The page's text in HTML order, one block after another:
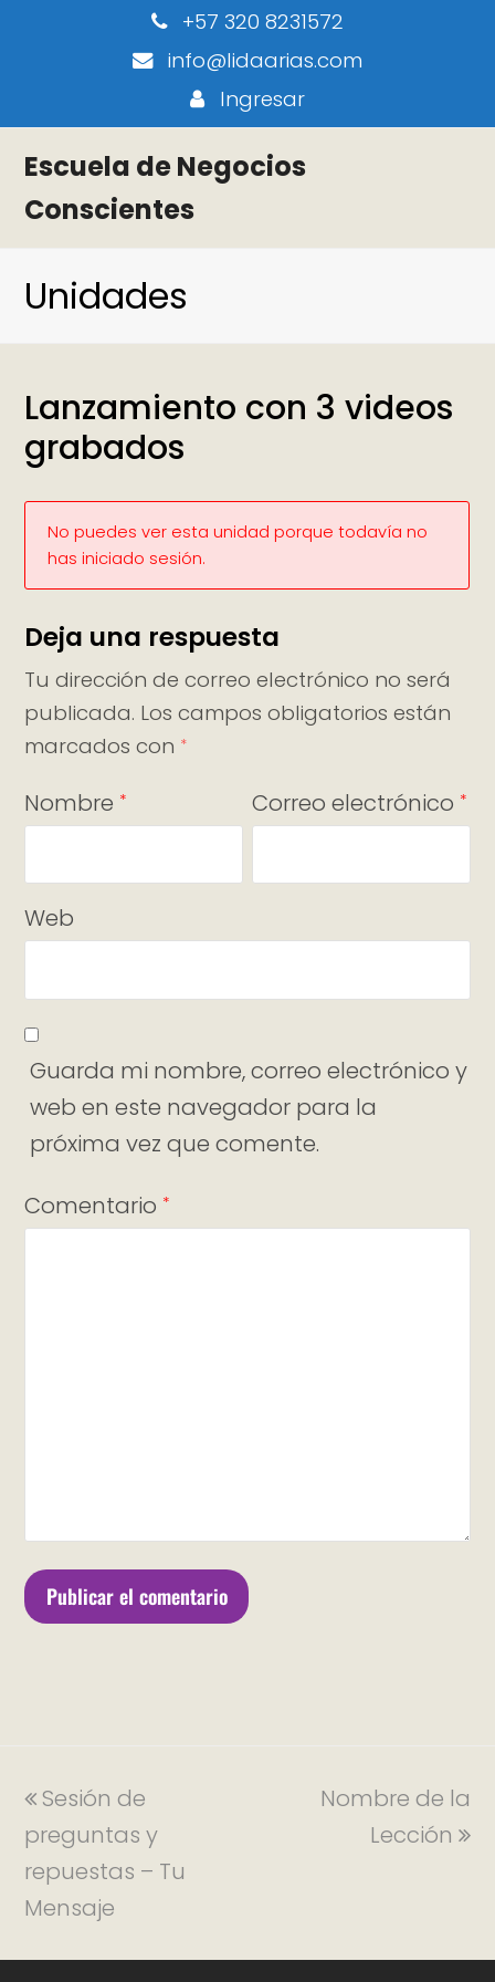
+57 320 8231572
info@lidaarias.com
Ingresar
Escuela de Negocios
Conscientes
Unidades
Lanzamiento con 3 videos
grabados
No puedes ver esta unidad porque todavía no
has iniciado sesión.
Deja una respuesta
Tu dirección de correo electrónico no será
publicada. Los campos obligatorios están
marcados con *
Nombre * Correo electrónico *
Web
Guarda mi nombre, correo electrónico y
web en este navegador para la
próxima vez que comente.
Comentario *
Sesión de
preguntas y
repuestas – Tu
Mensaje
Nombre de la
Lección